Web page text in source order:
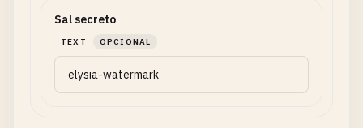
Sal secreto
TEXT OPCIONAL